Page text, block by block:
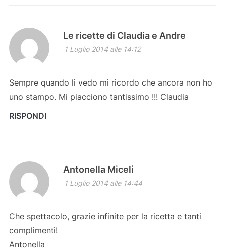
Le ricette di Claudia e Andre
1 Luglio 2014 alle 14:12
Sempre quando li vedo mi ricordo che ancora non ho
uno stampo. Mi piacciono tantissimo !!! Claudia
RISPONDI
Antonella Miceli
1 Luglio 2014 alle 14:44
Che spettacolo, grazie infinite per la ricetta e tanti
complimenti!
Antonella